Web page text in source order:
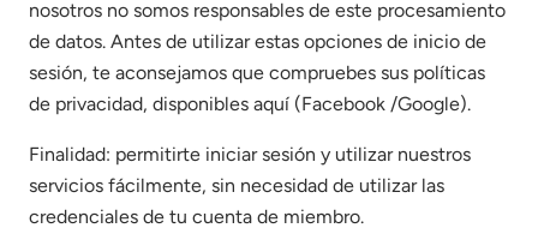
nosotros no somos responsables de este procesamiento
de datos. Antes de utilizar estas opciones de inicio de
sesión, te aconsejamos que compruebes sus políticas
de privacidad, disponibles aquí (Facebook /Google).
Finalidad: permitirte iniciar sesión y utilizar nuestros
servicios fácilmente, sin necesidad de utilizar las
credenciales de tu cuenta de miembro.